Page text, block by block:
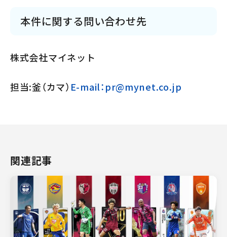
本件に関する問い合わせ先
株式会社マイネット
担当:釜（カマ） E-mail：pr@mynet.co.jp
関連記事